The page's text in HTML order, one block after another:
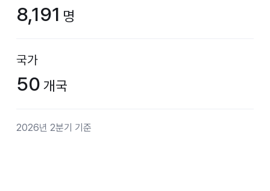
8,191 명
국가
50 개국
2026년 2분기 기준